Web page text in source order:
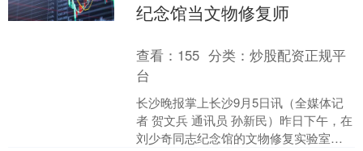
纪念馆当文物修复师
查看： 155 分类：炒股配资正规平
台
长沙晚报掌上长沙9月5日讯（全媒体记
者 贺文兵 通讯员 孙新民）昨日下午，在
刘少奇同志纪念馆的文物修复实验室